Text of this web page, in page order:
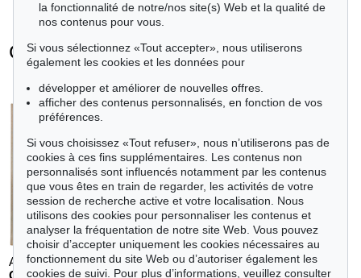
Günther Uecker - Objets vendus
Auction 425 - Lot 816
Auction 496 - Lot 169
la fonctionnalité de notre/nos site(s) Web et la qualité de
nos contenus pour vous.
Si vous sélectionnez «Tout accepter», nous utiliserons
également les cookies et les données pour
développer et améliorer de nouvelles offres.
afficher des contenus personnalisés, en fonction de vos
préférences.
Si vous choisissez «Tout refuser», nous n’utiliserons pas de
cookies à ces fins supplémentaires. Les contenus non
personnalisés sont influencés notamment par les contenus
que vous êtes en train de regarder, les activités de votre
session de recherche active et votre localisation. Nous
utilisons des cookies pour personnaliser les contenus et
analyser la fréquentation de notre site Web. Vous pouvez
choisir d’accepter uniquement les cookies nécessaires au
fonctionnement du site Web ou d’autoriser également les
cookies de suivi. Pour plus d’informations, veuillez consulter